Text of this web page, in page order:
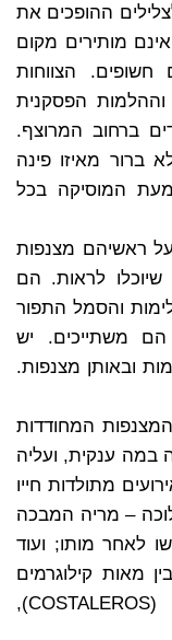
ההופכים את
מותירים מקום
הצווחות
וההלמות הפסקנית
ברחוב המרוצף.
ברור מאיזו פינה
המוסיקה בכל
ראשיהם מצנפות
שיוכלו לראות. הם
והסמל התפור
הם משתייכים. יש
ובאותן מצנפות.
המחודדות
במה ענקית, ועליה
מתולדות חייו
– מריה המבכה
לאחר מותו; ועוד
מאות קילוגרמים
לכמה טונות נושאים הקוסטאלרוס (COSTALEROS),